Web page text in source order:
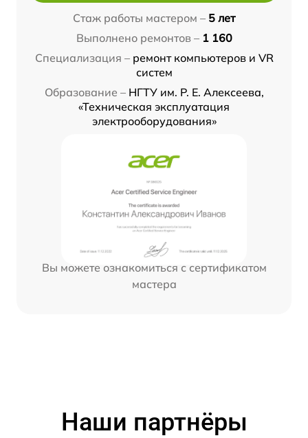
Стаж работы мастером – 5 лет
Выполнено ремонтов – 1 160
Специализация – ремонт компьютеров и VR
систем
Образование – НГТУ им. Р. Е. Алексеева,
«Техническая эксплуатация
электрооборудования»
Вы можете ознакомиться с сертификатом
мастера
Наши партнёры